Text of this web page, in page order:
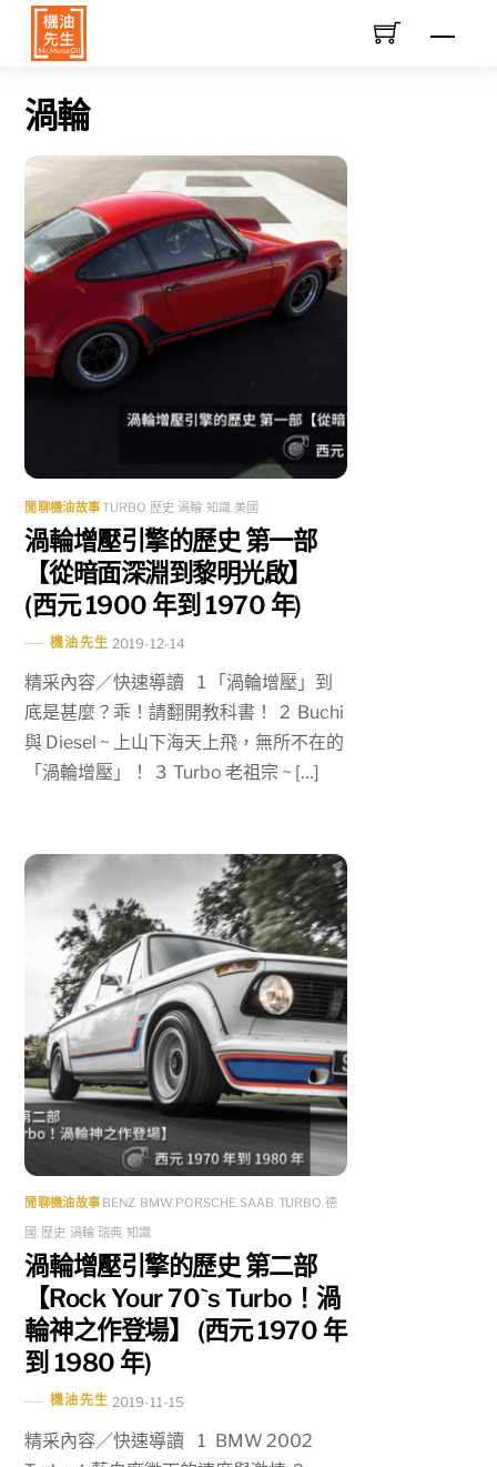
Skip
渦輪
閒聊機油故事 TURBO, 歷史, 渦輪,知識,美國
渦輪增壓引擎的歷史 第一部
【從暗面深淵到黎明光啟】
(西元 1900 年到 1970 年)
機油先生 2019-12-14
精采內容／快速導讀 1 「渦輪增壓」到
底是甚麼？乖！請翻開教科書！ 2 Buchi
與 Diesel ~ 上山下海天上飛，無所不在的
「渦輪增壓」！ 3 Turbo 老祖宗 ~ […]
閒聊機油故事 BENZ, BMW, PORSCHE, SAAB, TURBO,德
國 , 歷史, 渦輪,瑞典,知識
渦輪增壓引擎的歷史 第二部
【Rock Your 70`s Turbo！渦
輪神之作登場】 (西元 1970 年
到 1980 年)
機油先生 2019-11-15
精采內容／快速導讀 1 BMW 2002